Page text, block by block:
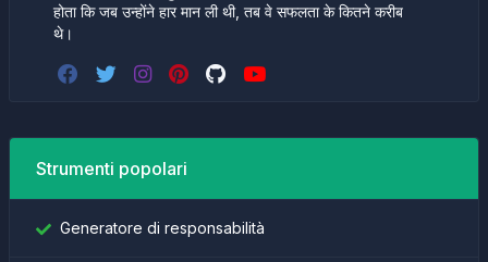
होता कि जब उन्होंने हार मान ली थी, तब वे सफलता के कितने करीब
थे।
Strumenti popolari
Generatore di responsabilità